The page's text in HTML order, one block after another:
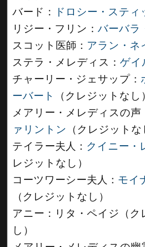
バード：
ドロシー・スティ
リジー・フリン： バーバラ
スコット医師： アラン・ネ
ステラ・メレディス： ゲイ
チャーリー・ジェサップ：
ーバート
（クレジットなし）
メアリー・メレディスの声
ァリントン
（クレジットな
テイラー夫人： クイニー・
レジットなし）
コーツワーシー夫人： モイ
（クレジットなし）
アニー：リタ・ペイジ（ク
し）